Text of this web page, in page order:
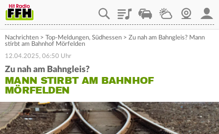
PlaylistStaupilotWetterWebcam
Nachrichten > Top-Meldungen, Südhessen > Zu nah am Bahngleis? Mann
stirbt am Bahnhof Mörfelden
12.04.2025, 06:50 Uhr
Zu nah am Bahngleis?
MANN STIRBT AM BAHNHOF
MÖRFELDEN